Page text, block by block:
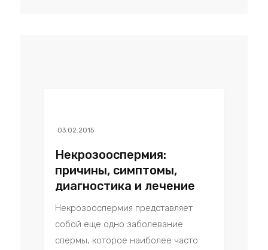
03.02.2015
Некрозооспермия:
причины, симптомы,
диагностика и лечение
Некрозооспермия представляет
собой еще одно заболевание
спермы, которое наиболее часто